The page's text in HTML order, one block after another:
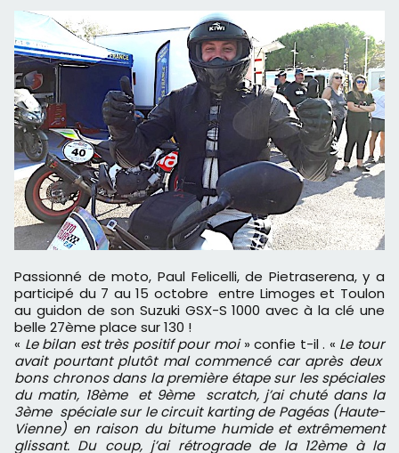
Passionné de moto, Paul Felicelli, de Pietraserena, y a
participé du 7 au 15 octobre entre Limoges et Toulon
au guidon de son Suzuki GSX-S 1000 avec à la clé une
belle 27ème place sur 130 !
« Le bilan est très positif pour moi» confie t-il . « Le tour
avait pourtant plutôt mal commencé car après deux
bons chronos dans la première étape sur les spéciales
du matin, 18ème et 9ème scratch, j’ai chuté dans la
3ème spéciale sur le circuit karting de Pagéas (Haute-
Vienne) en raison du bitume humide et extrêmement
glissant. Du coup, j’ai rétrograde de la 12ème à la